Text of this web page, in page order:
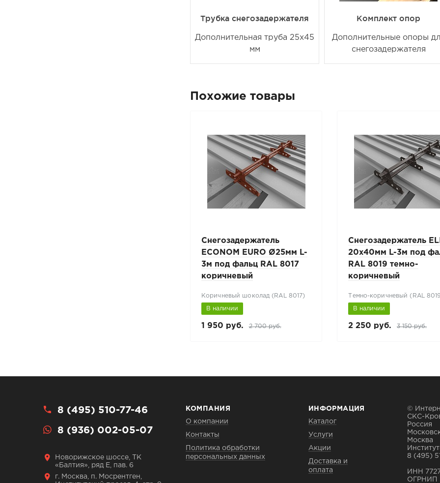
Трубка снегозадержателя
Дополнительная труба 25х45
мм
Комплект опор
Дополнительные опоры
снегозадержателя
Похожие товары
Снегозадержатель
ECONOM EURO Ø25мм L-
3м под фальц RAL 8017
коричневый
Коричневый шоколад (RAL 8017)
В наличии
1 950 руб. 2 700 руб.
Снегозадержатель
20х40мм L-3м под
RAL 8019 темно-
коричневый
Темно-коричневый (RAL
В наличии
2 250 руб. 3 150 руб.
8 (495) 510-77-46
8 (936) 002-05-07
Новорижское шоссе, ТК
«Балтия», ряд Е, пав. 6
г. Москва, п. Мосрентген,
КОМПАНИЯ
О компании
Контакты
Политика обработки
персональных данных
ИНФОРМАЦИЯ
Каталог
Услуги
Акции
Доставка и
оплата
©
СКС-
Россия
Москва
8 (495)
ИНН
ОГРНИП